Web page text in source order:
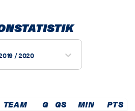
/ 2020
TEAM G GS MIN PTS